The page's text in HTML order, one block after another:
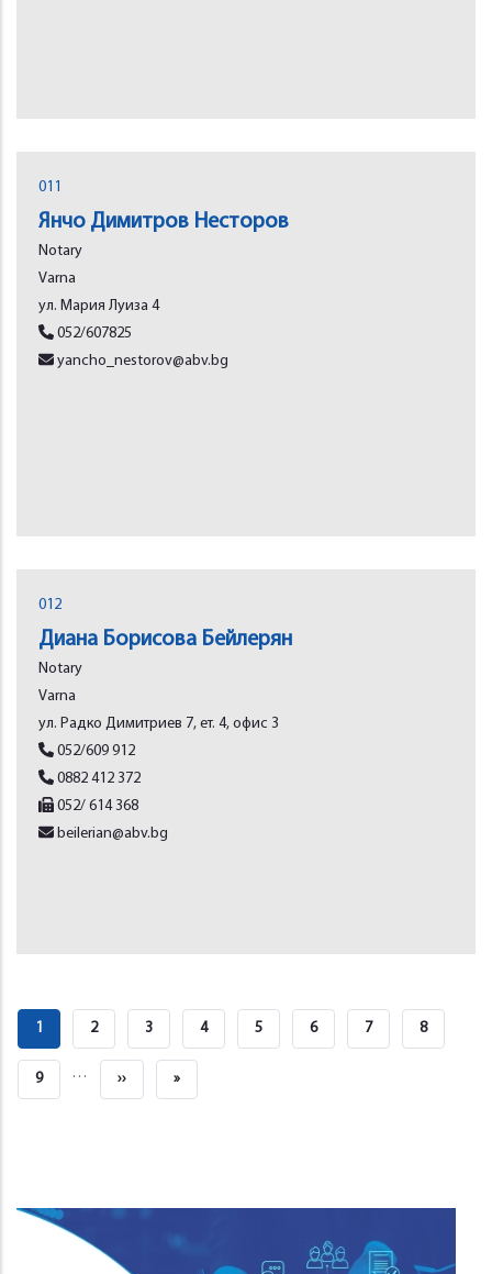
011
Янчо Димитров Несторов
Notary
Varna
ул. Мария Луиза 4
052/607825
yancho_nestorov@abv.bg
012
Диана Борисова Бейлерян
Notary
Varna
ул. Радко Димитриев 7, ет. 4, офис 3
052/609 912
0882 412 372
052/ 614 368
beilerian@abv.bg
Current
Page
1 Page
2 Page
3 Page
4 Page
5 Page
6 Page
7 Page
8
Page
9 … Next
›› Last
»